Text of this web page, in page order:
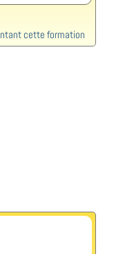
cette formation